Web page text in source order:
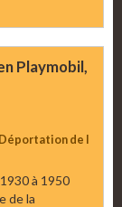
Playmobil,
de l
à 1950
de la